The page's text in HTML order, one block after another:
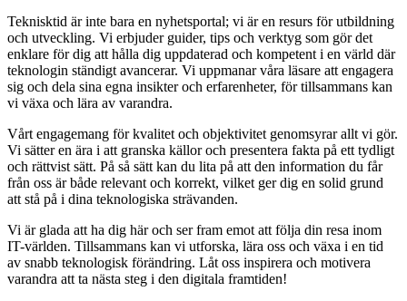
Teknisktid är inte bara en nyhetsportal; vi är en resurs för utbildning
och utveckling. Vi erbjuder guider, tips och verktyg som gör det
enklare för dig att hålla dig uppdaterad och kompetent i en värld där
teknologin ständigt avancerar. Vi uppmanar våra läsare att engagera
sig och dela sina egna insikter och erfarenheter, för tillsammans kan
vi växa och lära av varandra.
Vårt engagemang för kvalitet och objektivitet genomsyrar allt vi gör.
Vi sätter en ära i att granska källor och presentera fakta på ett tydligt
och rättvist sätt. På så sätt kan du lita på att den information du får
från oss är både relevant och korrekt, vilket ger dig en solid grund
att stå på i dina teknologiska strävanden.
Vi är glada att ha dig här och ser fram emot att följa din resa inom
IT-världen. Tillsammans kan vi utforska, lära oss och växa i en tid
av snabb teknologisk förändring. Låt oss inspirera och motivera
varandra att ta nästa steg i den digitala framtiden!